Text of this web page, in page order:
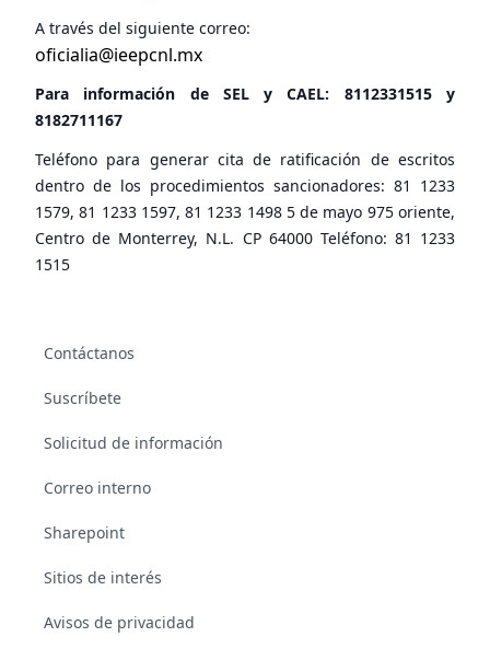
A través del siguiente correo:
oficialia@ieepcnl.mx
Para información de SEL y CAEL: 8112331515y
8182711167
Teléfono para generar cita de ratificación de escritos
dentro de los procedimientos sancionadores: 81 1233
1579, 81 1233 1597, 81 1233 1498 5 de mayo 975 oriente,
Centro de Monterrey, N.L. CP 64000 Teléfono: 81 1233
1515
Contáctanos
Suscríbete
Solicitud de información
Correo interno
Sharepoint
Sitios de interés
Avisos de privacidad